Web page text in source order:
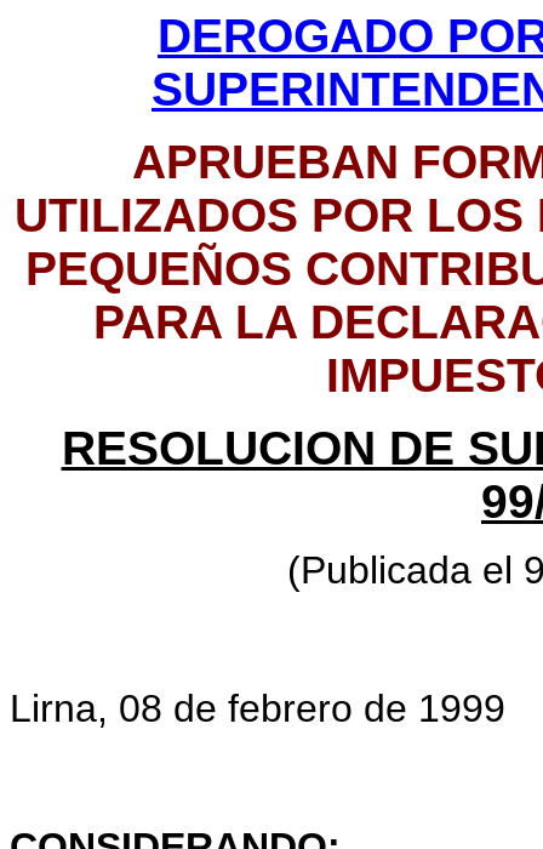
DEROGADO
APRUEBAN
UTILIZADOS POR
PEQUEÑOS
PARA LA
RESOLUCION DE
(Publicada el
Lirna, 08 de febrero de 1999